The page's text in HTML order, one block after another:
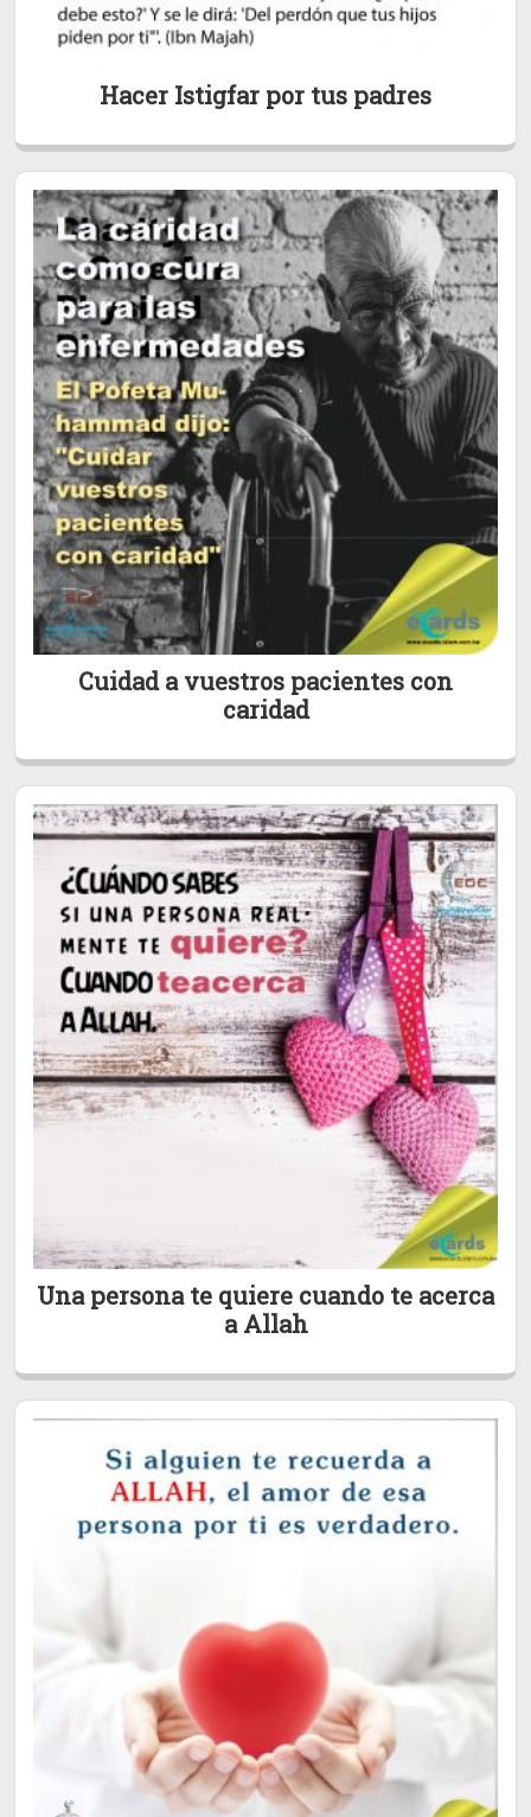
Hacer Istigfar por tus padres
Cuidad a vuestros pacientes con
caridad
Una persona te quiere cuando te acerca
a Allah